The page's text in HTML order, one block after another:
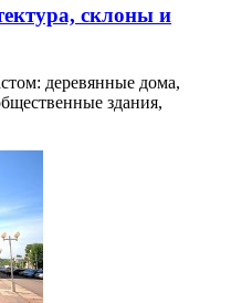
склоны и
деревянные дома,
здания,